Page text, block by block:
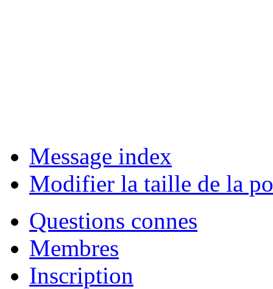
Message index
Modifier la taille de la
Questions connes
Membres
Inscription